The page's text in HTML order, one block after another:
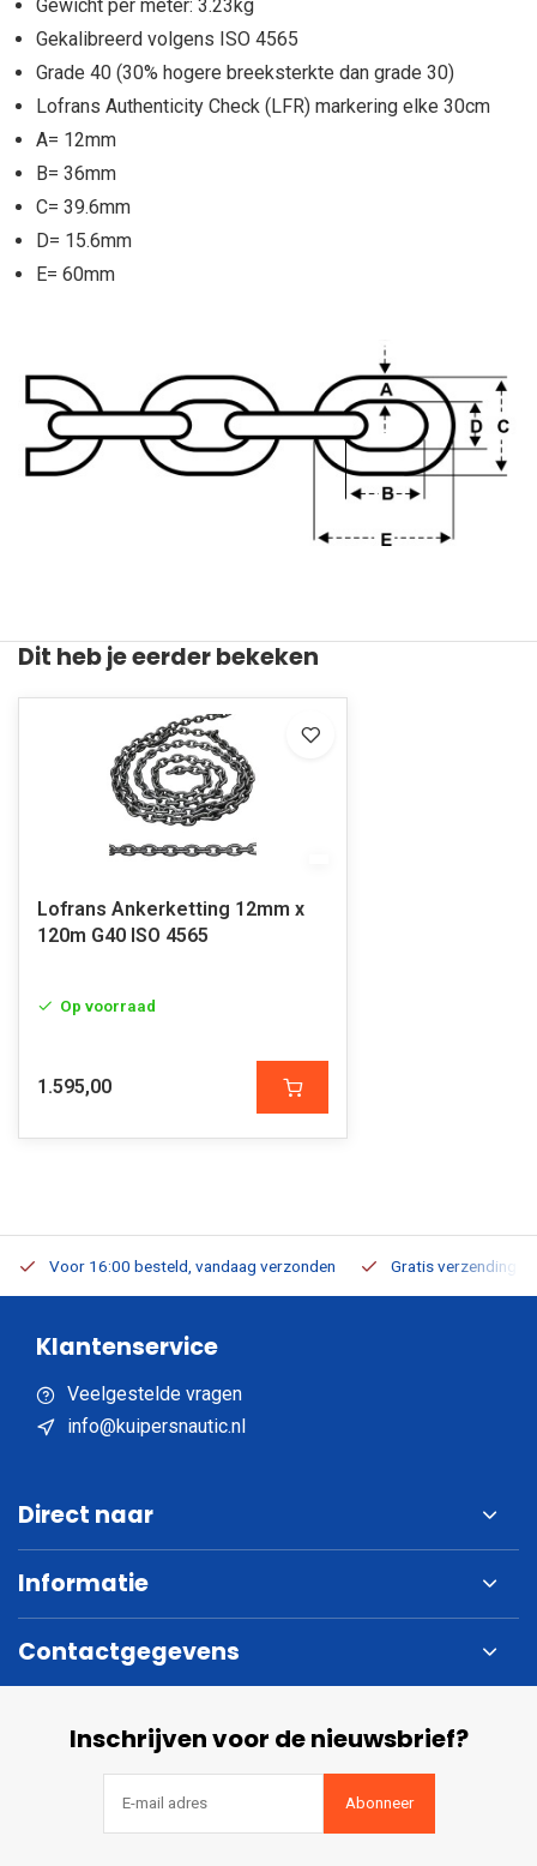
Gewicht per meter: 3.23kg
Gekalibreerd volgens ISO 4565
Grade 40 (30% hogere breeksterkte dan grade 30)
Lofrans Authenticity Check (LFR) markering elke 30cm
A= 12mm
B= 36mm
C= 39.6mm
D= 15.6mm
E= 60mm
Dit heb je eerder bekeken
Lofrans Ankerketting 12mm x
120m G40 ISO 4565
Op voorraad
1.595,00
Voor 16:00 besteld, vandaag verzonden Gratis verzending
Klantenservice
Veelgestelde vragen
info@kuipersnautic.nl
Direct naar
Informatie
Contactgegevens
Inschrijven voor de nieuwsbrief?
Abonneer